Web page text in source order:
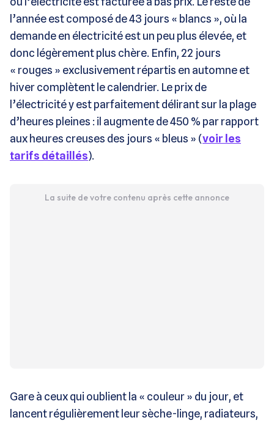
l’année est composé de 43 jours « blancs », où la
demande en électricité est un peu plus élevée, et
donc légèrement plus chère. Enfin, 22 jours
« rouges » exclusivement répartis en automne et
hiver complètent le calendrier. Le prix de
l’électricité y est parfaitement délirant sur la plage
d’heures pleines : il augmente de 450 % par rapport
aux heures creuses des jours « bleus » (voir les
tarifs détaillés).
La suite de votre contenu après cette annonce
Gare à ceux qui oublient la « couleur » du jour, et
lancent régulièrement leur sèche-linge, radiateurs,